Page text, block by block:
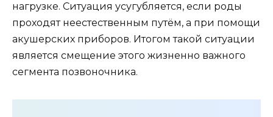
нагрузке. Ситуация усугубляется, если роды
проходят неестественным путём, а при помощи
акушерских приборов. Итогом такой ситуации
является смещение этого жизненно важного
сегмента позвоночника.